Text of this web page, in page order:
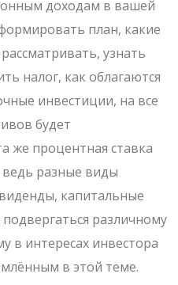
доходам в вашей
план, какие
узнать
налог, как облагаются
инвестиции, на все
будет
же процентная ставка
ведь разные виды
капитальные
различному
в интересах инвестора
в этой теме.